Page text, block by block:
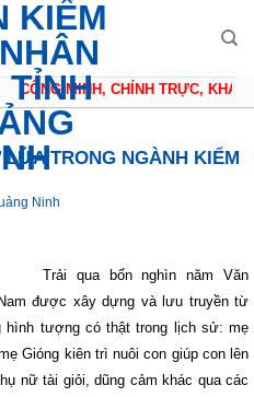
CÔNG MINH, CHÍNH TRỰC,
TRONG NGÀNH KIỂM
Ninh
Trải qua bốn nghìn năm Văn
được xây dựng và lưu truyền từ
hình tượng có thật trong lịch sử: mẹ
Gióng kiên trì nuôi con giúp con lên
nữ tài giỏi, dũng cảm khác qua các